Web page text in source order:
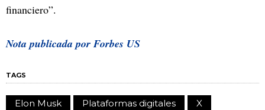
financiero”.
Nota publicada por Forbes US
TAGS
Elon Musk Plataformas digitales X